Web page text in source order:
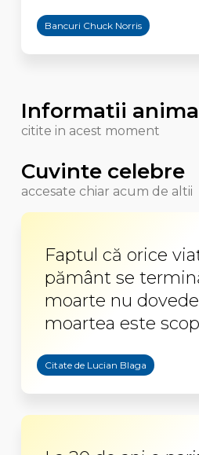
Bancuri Chuck Norris
Informatii
citite in acest moment
Cuvinte celebre
accesate chiar acum de altii
Faptul că orice
pământ se
moarte nu
moartea este
Citate de Lucian Blaga